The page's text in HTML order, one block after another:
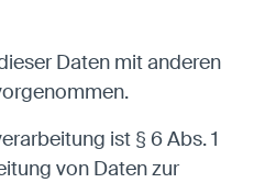
Daten mit anderen
ist § 6 Abs. 1
von Daten zur